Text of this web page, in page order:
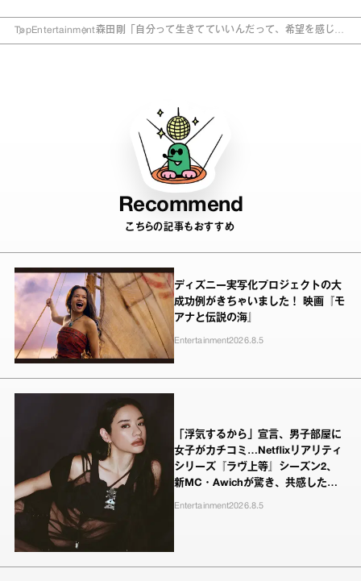
TopEntertainment森田剛「自分って生きてていいんだって、希望を感じ
Recommend
こちらの記事もおすすめ
ディズニー実写化プロジェクトの大
成功例がきちゃいました！ 映画『モ
アナと伝説の海』
Entertainment2026.8.5
「浮気するから」宣言、男子部屋に
女子がカチコミ…Netflixリアリティ
シリーズ『ラヴ上等』シーズン2、
新MC・Awichが驚き、共感したヤ
ンキーたちの本気の恋模様
Entertainment2026.8.5